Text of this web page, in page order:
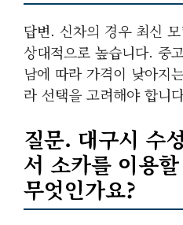
답변. 신차의 경우 최신
상대적으로 높습니다. 중
남에 따라 가격이 낮아지
라 선택을 고려해야 합니
질문. 대구시 수
서 소카를 이용
무엇인가요?